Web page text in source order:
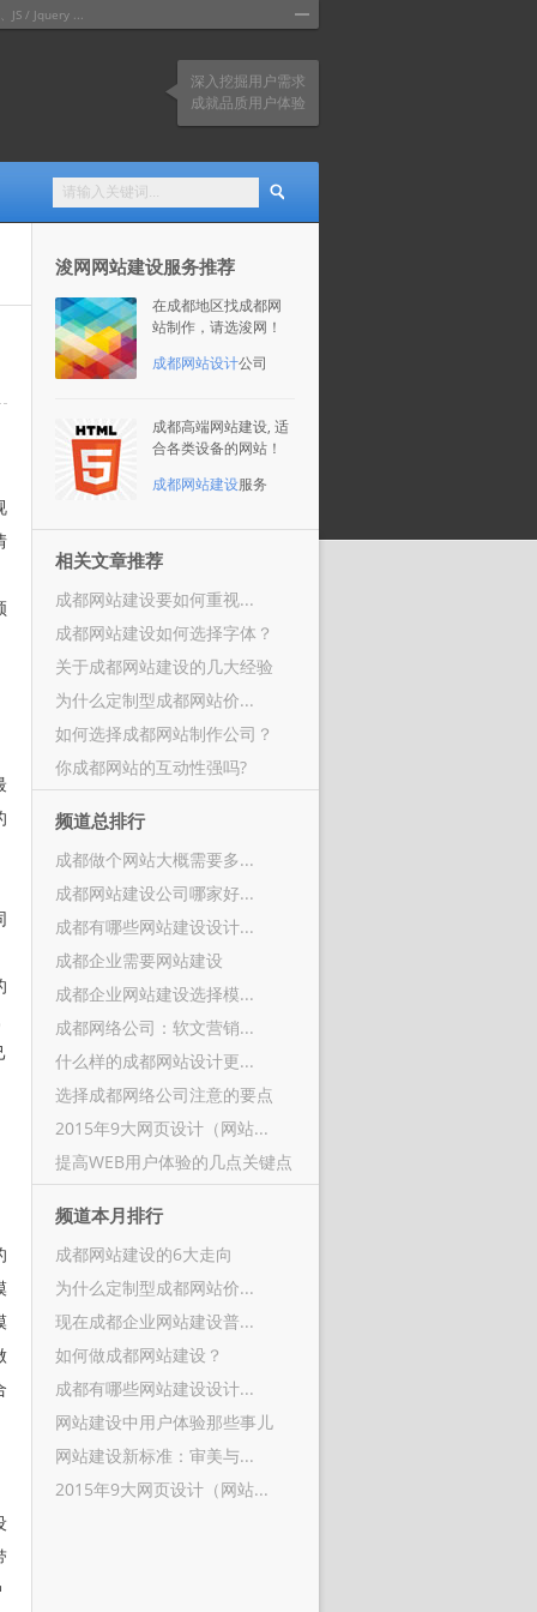
JS / Jquery ...
深入挖掘用户需求
成就品质用户体验
浚网网站建设服务推荐
在成都地区找成都网
站制作，请选浚网！
成都网站设计公司
成都高端网站建设, 适
合各类设备的网站！
成都网站建设服务
相关文章推荐
成都网站建设要如何重视...
成都网站建设如何选择字体？
关于成都网站建设的几大经验
为什么定制型成都网站价...
如何选择成都网站制作公司？
你成都网站的互动性强吗?
频道总排行
成都做个网站大概需要多...
成都网站建设公司哪家好...
成都有哪些网站建设设计...
成都企业需要网站建设
成都企业网站建设选择模...
成都网络公司：软文营销...
什么样的成都网站设计更...
选择成都网络公司注意的要点
2015年9大网页设计（网站...
提高WEB用户体验的几点关键点
频道本月排行
成都网站建设的6大走向
为什么定制型成都网站价...
现在成都企业网站建设普...
如何做成都网站建设？
成都有哪些网站建设设计...
网站建设中用户体验那些事儿
网站建设新标准：审美与...
2015年9大网页设计（网站...